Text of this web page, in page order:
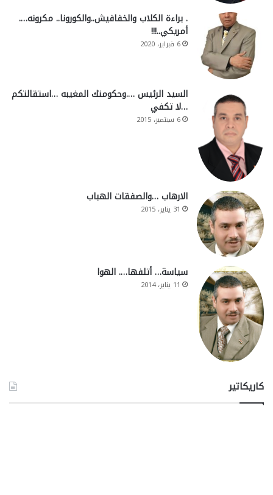
. براءة الكلاب والخفافيش..والكورونا.. مكرونه….
أمريكي..!!!
6 فبراير، 2020
السيد الرئيس ….وحكومتك المغيبه …استقالتكم
…لا تكفي
6 سبتمبر، 2015
الارهاب …والصفقات الهباب
31 يناير، 2015
سياسة… أتلفها…. الهوا
11 يناير، 2014
كاريكاتير